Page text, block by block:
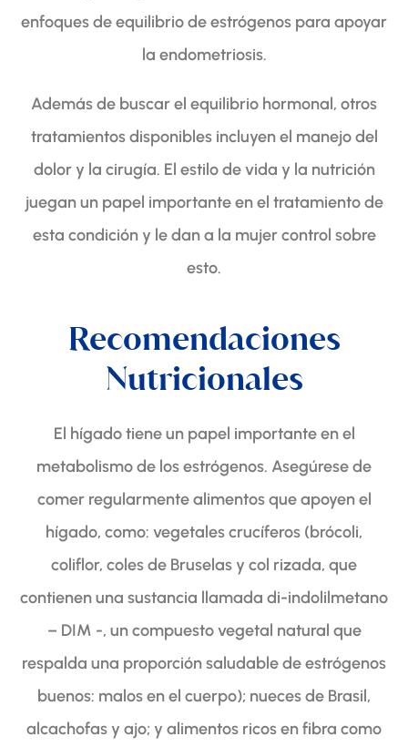
enfoques de equilibrio de estrógenos para apoyar
la endometriosis.
Además de buscar el equilibrio hormonal, otros
tratamientos disponibles incluyen el manejo del
dolor y la cirugía. El estilo de vida y la nutrición
juegan un papel importante en el tratamiento de
esta condición y le dan a la mujer control sobre
esto.
Recomendaciones
Nutricionales
El hígado tiene un papel importante en el
metabolismo de los estrógenos. Asegúrese de
comer regularmente alimentos que apoyen el
hígado, como: vegetales crucíferos (brócoli,
coliflor, coles de Bruselas y col rizada, que
contienen una sustancia llamada di-indolilmetano
– DIM -, un compuesto vegetal natural que
respalda una proporción saludable de estrógenos
buenos: malos en el cuerpo); nueces de Brasil,
alcachofas y ajo; y alimentos ricos en fibra como